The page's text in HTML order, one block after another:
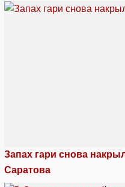
Запах гари снова
Саратова